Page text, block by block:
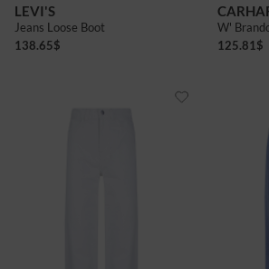
LEVI'S
Jeans Loose Boot
138.65$
W'
125.81 $